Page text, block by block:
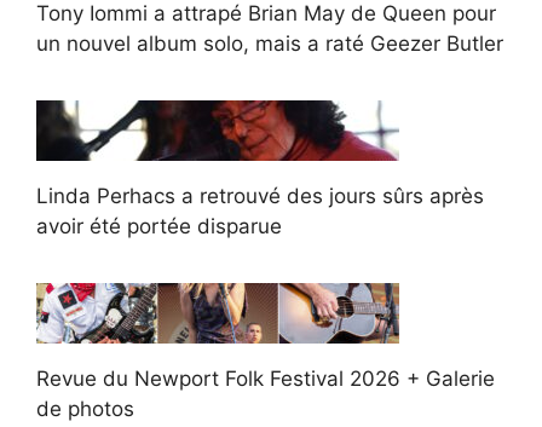
Tony Iommi a attrapé Brian May de Queen pour
un nouvel album solo, mais a raté Geezer Butler
Linda Perhacs a retrouvé des jours sûrs après
avoir été portée disparue
Revue du Newport Folk Festival 2026 + Galerie
de photos